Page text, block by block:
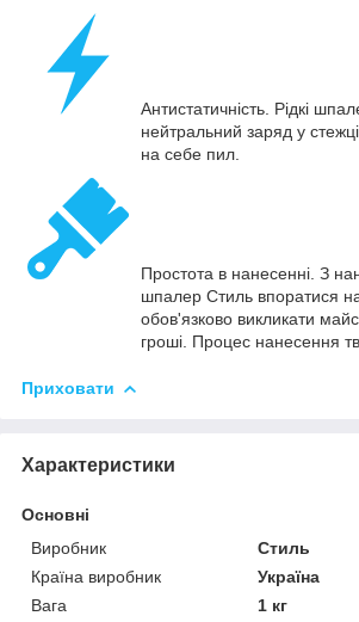
Антистатичність. Рідкі
нейтральний заряд у
на себе пил.
Простота в нанесенні. З
шпалер Стиль впоратися
обов'язково викликати
гроші. Процес нанесення
Приховати
Характеристики
Основні
Виробник
Стиль
Країна виробник
Україна
Вага
1 кг